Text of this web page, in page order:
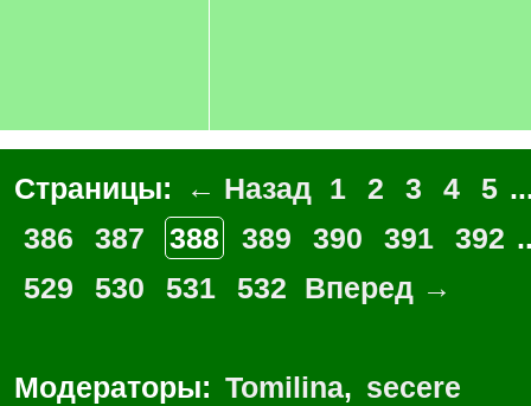
Страницы: ← Назад 1 2 3 4 5
386
387 388 389 390 391 392
529
530 531 532 Вперед →
Модераторы: Tomilina, secere